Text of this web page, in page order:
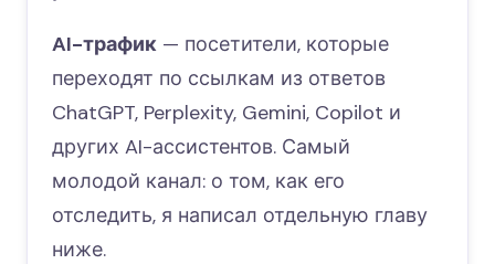
AI-трафик — посетители, которые
переходят по ссылкам из ответов
ChatGPT, Perplexity, Gemini, Copilot и
других AI-ассистентов. Самый
молодой канал: о том, как его
отследить, я написал отдельную главу
ниже.